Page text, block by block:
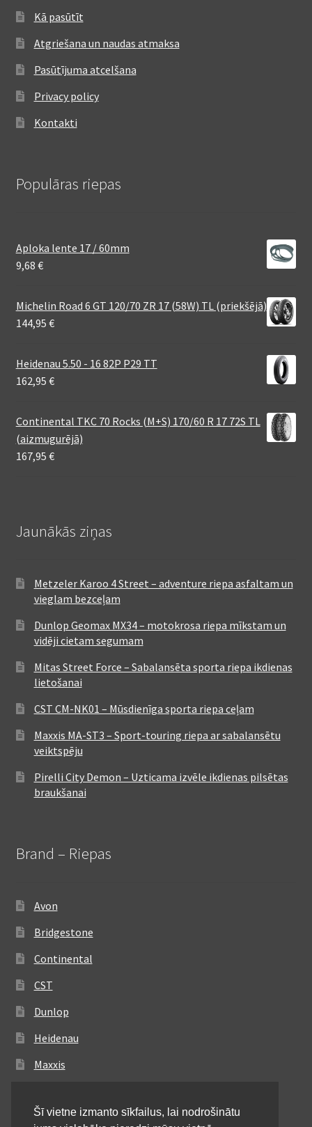
Kā pasūtīt
Atgriešana un naudas atmaksa
Pasūtījuma atcelšana
Privacy policy
Kontakti
Populāras riepas
Aploka lente 17 / 60mm
9,68 €
Michelin Road 6 GT 120/70 ZR 17 (58W) TL (priekšējā)
144,95 €
Heidenau 5.50 - 16 82P P29 TT
162,95 €
Continental TKC 70 Rocks (M+S) 170/60 R 17 72S TL
(aizmugurējā)
167,95 €
Jaunākās ziņas
Metzeler Karoo 4 Street – adventure riepa asfaltam un
vieglam bezceļam
Dunlop Geomax MX34 – motokrosa riepa mīkstam un
vidēji cietam segumam
Mitas Street Force – Sabalansēta sporta riepa ikdienas
lietošanai
CST CM-NK01 – Mūsdienīga sporta riepa ceļam
Maxxis MA-ST3 – Sport-touring riepa ar sabalansētu
veiktspēju
Pirelli City Demon – Uzticama izvēle ikdienas pilsētas
braukšanai
Brand – Riepas
Avon
Bridgestone
Continental
CST
Dunlop
Heidenau
Maxxis
Michelin
Šī vietne izmanto sīkfailus, lai nodrošinātu